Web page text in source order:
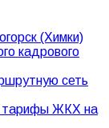
(Химки)
кадрового
сеть
тарифы ЖКХ на